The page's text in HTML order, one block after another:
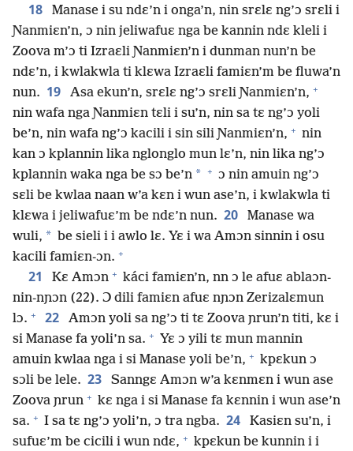
18
Manase i su ndɛ’n i onga’n, nin srɛlɛ ng’ɔ srɛli i
Ɲanmiɛn’n, ɔ nin jeliwafuɛ nga be kannin ndɛ kleli i
Zoova m’ɔ ti Izraɛli Ɲanmiɛn’n i dunman nun’n be
ndɛ’n, i kwlakwla ti klɛwa Izraɛli famiɛn’m be fluwa’n
nun. 19 Asa ekun’n, srɛlɛ ng’ɔ srɛli Ɲanmiɛn’n, +
nin wafa nga Ɲanmiɛn tɛli i su’n, nin sa tɛ ng’ɔ yoli
be’n, nin wafa ng’ɔ kacili i sin sili Ɲanmiɛn’n, + nin
kan ɔ kplannin lika nglonglo mun lɛ’n, nin lika ng’ɔ
kplannin waka nga be sɔ be’n * + ɔ nin amuin ng’ɔ
sɛli be kwlaa naan w’a kɛn i wun ase’n, i kwlakwla ti
klɛwa i jeliwafuɛ’m be ndɛ’n nun. 20
Manase wa
wuli, * be sieli i i awlo lɛ. Yɛ i wa Amɔn sinnin i osu
kacili famiɛn-ɔn. +
21 Kɛ Amɔn + káci famiɛn’n, nn ɔ le afuɛ ablaɔn-
nin-nɲɔn (22). Ɔ dili famiɛn afuɛ nɲɔn Zerizalɛmun
lɔ. + 22
Amɔn yoli sa ng’ɔ ti tɛ Zoova ɲrun’n titi, kɛ i
si Manase fa yoli’n sa. + Yɛ ɔ yili tɛ mun mannin
amuin kwlaa nga i si Manase yoli be’n, + kpɛkun ɔ
sɔli be lele. 23
Sanngɛ Amɔn w’a kɛnmɛn i wun ase
Zoova ɲrun + kɛ nga i si Manase fa kɛnnin i wun ase’n
sa. + I sa tɛ ng’ɔ yoli’n, ɔ tra ngba. 24
Kasiɛn su’n, i
sufuɛ’m be cicili i wun ndɛ, + kpɛkun be kunnin i i